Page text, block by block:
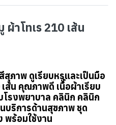
าโทเร 210 เส้น
ภาพ ดูเรียบหรูและเป็นมือ
ส้น คุณภาพดี เนื้อผ้าเรียบ
โรงพยาบาล คลินิก คลินิก
บริการด้านสุขภาพ ชุด
พร้อมใช้งาน